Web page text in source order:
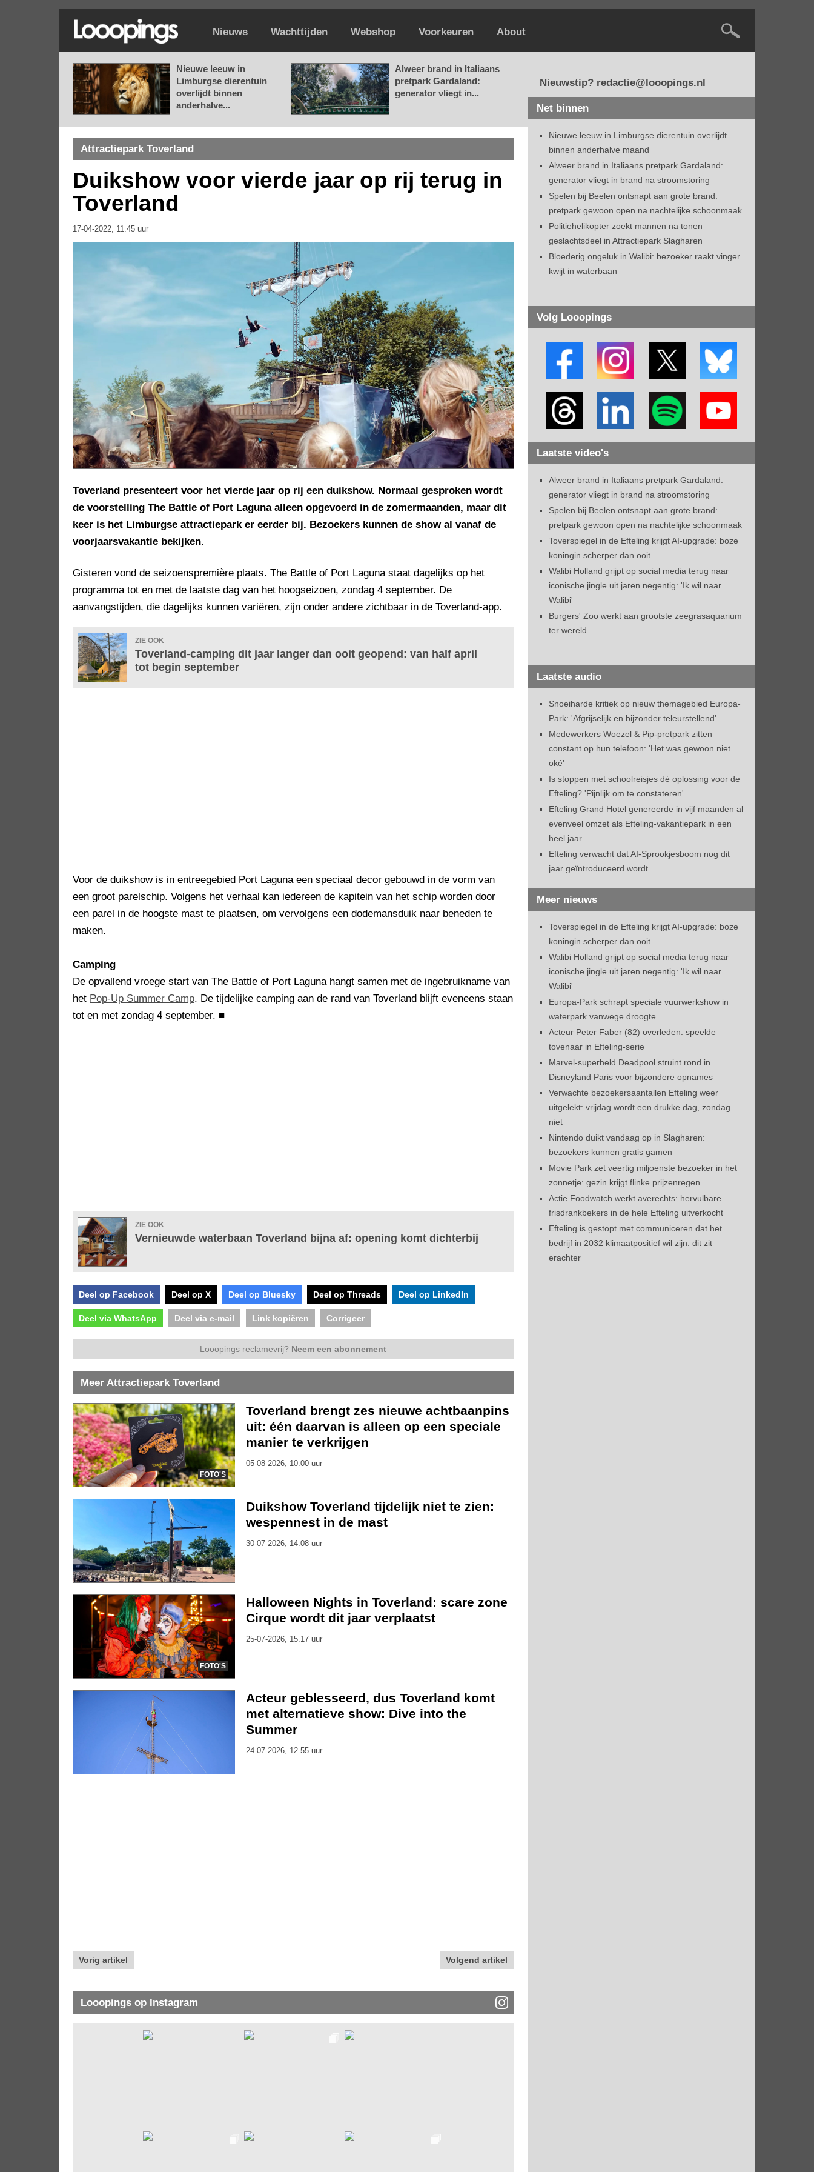
Nieuws Wachttijden Webshop Voorkeuren About
Nieuwe leeuw in
Limburgse dierentuin
overlijdt binnen
anderhalve...
Alweer brand in Italiaans
pretpark Gardaland:
generator vliegt in...
Attractiepark Toverland
Duikshow voor vierde jaar op rij terug in
Toverland
17-04-2022, 11.45 uur
Toverland presenteert voor het vierde jaar op rij een duikshow. Normaal gesproken wordt
de voorstelling The Battle of Port Laguna alleen opgevoerd in de zomermaanden, maar dit
keer is het Limburgse attractiepark er eerder bij. Bezoekers kunnen de show al vanaf de
voorjaarsvakantie bekijken.
Gisteren vond de seizoenspremière plaats. The Battle of Port Laguna staat dagelijks op het
programma tot en met de laatste dag van het hoogseizoen, zondag 4 september. De
aanvangstijden, die dagelijks kunnen variëren, zijn onder andere zichtbaar in de Toverland-app.
ZIE OOK
Toverland-camping dit jaar langer dan ooit geopend: van half april
tot begin september
Voor de duikshow is in entreegebied Port Laguna een speciaal decor gebouwd in de vorm van
een groot parelschip. Volgens het verhaal kan iedereen de kapitein van het schip worden door
een parel in de hoogste mast te plaatsen, om vervolgens een dodemansduik naar beneden te
maken.
Camping
De opvallend vroege start van The Battle of Port Laguna hangt samen met de ingebruikname van
het Pop-Up Summer Camp. De tijdelijke camping aan de rand van Toverland blijft eveneens staan
tot en met zondag 4 september. ■
ZIE OOK
Vernieuwde waterbaan Toverland bijna af: opening komt dichterbij
Deel op Facebook Deel op X Deel op Bluesky Deel op Threads Deel op LinkedIn
Deel via WhatsApp Deel via e-mail Link kopiëren Corrigeer
Looopings reclamevrij? Neem een abonnement
Meer Attractiepark Toverland
FOTO'S
Toverland brengt zes nieuwe achtbaanpins
uit: één daarvan is alleen op een speciale
manier te verkrijgen
05-08-2026, 10.00 uur
Duikshow Toverland tijdelijk niet te zien:
wespennest in de mast
30-07-2026, 14.08 uur
FOTO'S
Halloween Nights in Toverland: scare zone
Cirque wordt dit jaar verplaatst
25-07-2026, 15.17 uur
Acteur geblesseerd, dus Toverland komt
met alternatieve show: Dive into the
Summer
24-07-2026, 12.55 uur
Vorig artikel Volgend artikel
Looopings op Instagram
Nieuwstip? redactie@looopings.nl
Net binnen
Nieuwe leeuw in Limburgse dierentuin overlijdt
binnen anderhalve maand
Alweer brand in Italiaans pretpark Gardaland:
generator vliegt in brand na stroomstoring
Spelen bij Beelen ontsnapt aan grote brand:
pretpark gewoon open na nachtelijke schoonmaak
Politiehelikopter zoekt mannen na tonen
geslachtsdeel in Attractiepark Slagharen
Bloederig ongeluk in Walibi: bezoeker raakt vinger
kwijt in waterbaan
Volg Looopings
Laatste video's
Alweer brand in Italiaans pretpark Gardaland:
generator vliegt in brand na stroomstoring
Spelen bij Beelen ontsnapt aan grote brand:
pretpark gewoon open na nachtelijke schoonmaak
Toverspiegel in de Efteling krijgt AI-upgrade: boze
koningin scherper dan ooit
Walibi Holland grijpt op social media terug naar
iconische jingle uit jaren negentig: 'Ik wil naar
Walibi'
Burgers' Zoo werkt aan grootste zeegrasaquarium
ter wereld
Laatste audio
Snoeiharde kritiek op nieuw themagebied Europa-
Park: 'Afgrijselijk en bijzonder teleurstellend'
Medewerkers Woezel & Pip-pretpark zitten
constant op hun telefoon: 'Het was gewoon niet
oké'
Is stoppen met schoolreisjes dé oplossing voor de
Efteling? 'Pijnlijk om te constateren'
Efteling Grand Hotel genereerde in vijf maanden al
evenveel omzet als Efteling-vakantiepark in een
heel jaar
Efteling verwacht dat AI-Sprookjesboom nog dit
jaar geïntroduceerd wordt
Meer nieuws
Toverspiegel in de Efteling krijgt AI-upgrade: boze
koningin scherper dan ooit
Walibi Holland grijpt op social media terug naar
iconische jingle uit jaren negentig: 'Ik wil naar
Walibi'
Europa-Park schrapt speciale vuurwerkshow in
waterpark vanwege droogte
Acteur Peter Faber (82) overleden: speelde
tovenaar in Efteling-serie
Marvel-superheld Deadpool struint rond in
Disneyland Paris voor bijzondere opnames
Verwachte bezoekersaantallen Efteling weer
uitgelekt: vrijdag wordt een drukke dag, zondag
niet
Nintendo duikt vandaag op in Slagharen:
bezoekers kunnen gratis gamen
Movie Park zet veertig miljoenste bezoeker in het
zonnetje: gezin krijgt flinke prijzenregen
Actie Foodwatch werkt averechts: hervulbare
frisdrankbekers in de hele Efteling uitverkocht
Efteling is gestopt met communiceren dat het
bedrijf in 2032 klimaatpositief wil zijn: dit zit
erachter